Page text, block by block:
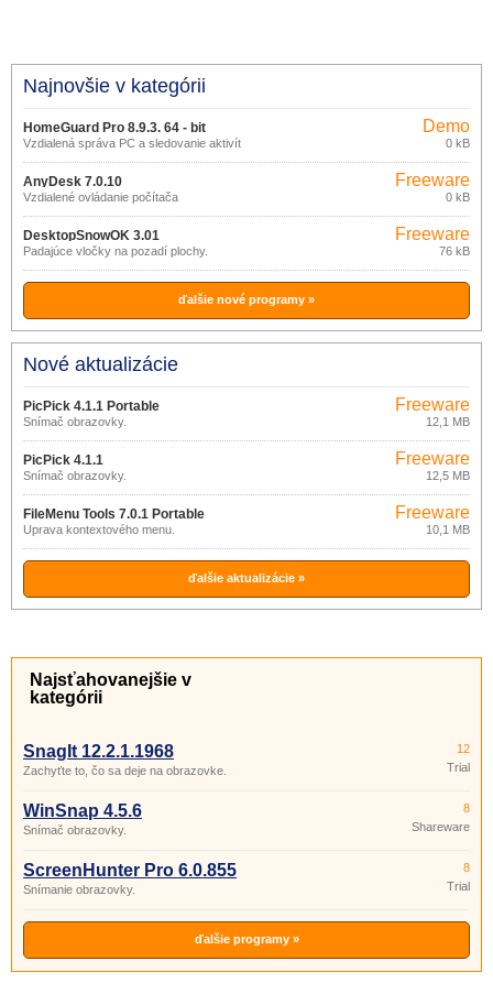
Najnovšie v kategórii
HomeGuard Pro 8.9.3. 64 - bit
Vzdialená správa PC a sledovanie aktivít
Demo
0 kB
AnyDesk 7.0.10
Vzdialené ovládanie počítača
Freeware
0 kB
DesktopSnowOK 3.01
Padajúce vločky na pozadí plochy.
Freeware
76 kB
ďalšie nové programy »
Nové aktualizácie
PicPick 4.1.1 Portable
Snímač obrazovky.
Freeware
12,1 MB
PicPick 4.1.1
Snímač obrazovky.
Freeware
12,5 MB
FileMenu Tools 7.0.1 Portable
Úprava kontextového menu.
Freeware
10,1 MB
ďalšie aktualizácie »
Najsťahovanejšie v
kategórii
SnagIt 12.2.1.1968
Zachyťte to, čo sa deje na obrazovke.
12
Trial
WinSnap 4.5.6
Snímač obrazovky.
8
Shareware
ScreenHunter Pro 6.0.855
Snímanie obrazovky.
8
Trial
ďalšie programy »